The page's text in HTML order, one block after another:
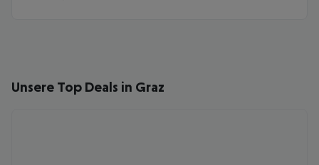
Unsere Top Deals in Graz